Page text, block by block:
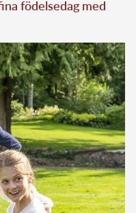
födelsedag med